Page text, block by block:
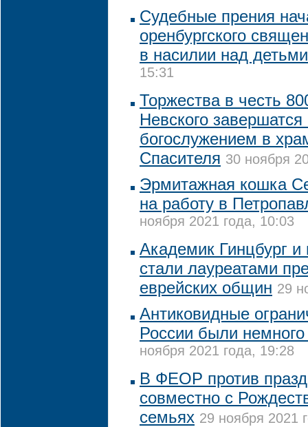
Судебные прения
оренбургского
в насилии над детьми
15:31
Торжества в честь
Невского
богослужением в
Спасителя 30 ноября
Эрмитажная кошка
на работу в
ноября 2021 года, 10:03
Академик Гинцбург
стали лауреатами
еврейских общин 29
Антиковидные
России были
ноября 2021 года, 19:28
В ФЕОР против
совместно с
семьях 29 ноября 2021